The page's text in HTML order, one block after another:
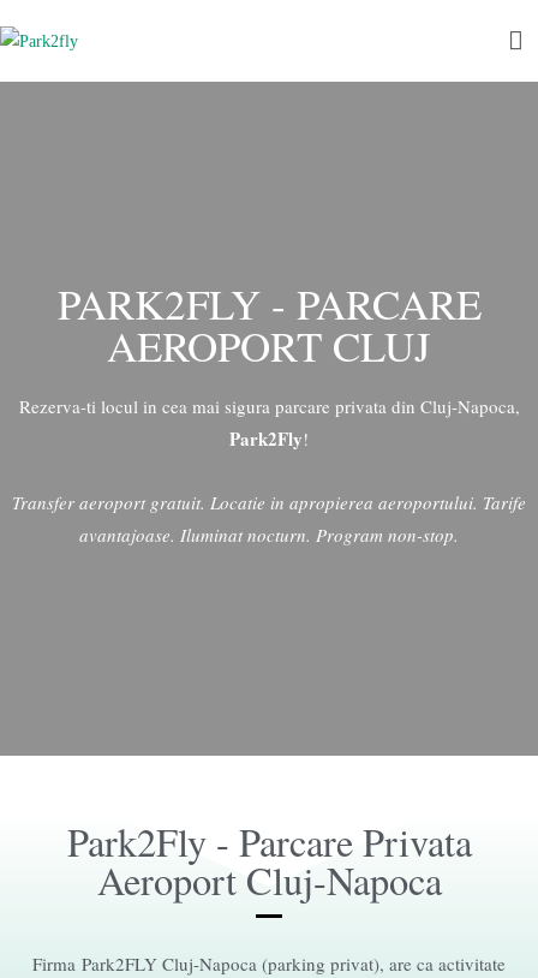
PARK2FLY - PARCARE
AEROPORT CLUJ
Rezerva-ti locul in cea mai sigura parcare privata din Cluj-Napoca,
Park2Fly!
Transfer aeroport gratuit. Locatie in apropierea aeroportului. Tarife
avantajoase. Iluminat nocturn. Program non-stop.
Park2Fly - Parcare Privata
Aeroport Cluj-Napoca
Firma Park2FLY Cluj-Napoca (parking privat), are ca activitate